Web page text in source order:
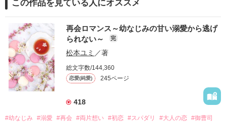
この作品を見ている人にオススメ
再会ロマンス～幼なじみの甘い溺愛から逃げ
られない～
完
松本ユミ ／著
総文字数/144,360
恋愛(純愛) 245ページ
418
#幼なじみ #溺愛 #再会 #両片想い #初恋 #スパダリ #大人の恋 #御曹司